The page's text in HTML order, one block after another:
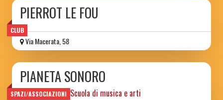
CLUB
PIERROT LE FOU
Via Macerata, 58
SPAZI/ASSOCIAZIONI
PIANETA SONORO
Spazio sociale e Scuola di musica e arti